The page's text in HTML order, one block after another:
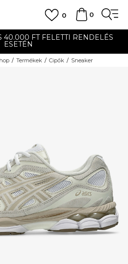
0
0
40.000 FT FELETTI RENDELÉS
ESETÉN
Termékek Cipők Sneaker